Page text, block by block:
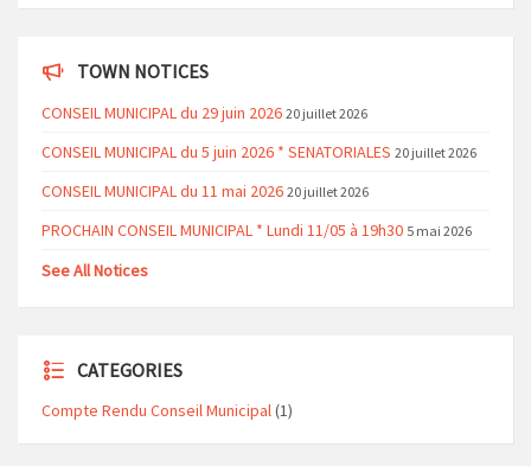
TOWN NOTICES
CONSEIL MUNICIPAL du 29 juin 2026 20 juillet 2026
CONSEIL MUNICIPAL du 5 juin 2026 * SENATORIALES 20 juillet 2026
CONSEIL MUNICIPAL du 11 mai 2026 20 juillet 2026
PROCHAIN CONSEIL MUNICIPAL * Lundi 11/05 à 19h30 5 mai 2026
See All Notices
CATEGORIES
Compte Rendu Conseil Municipal(1)